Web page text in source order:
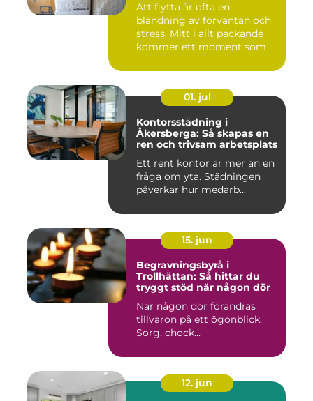
Att flytta är ofta en
blandning av förväntan och
stress. Mitt i allt packande
kommer ett moment som ...
01. jul
Kontorsstädning i
Åkersberga: Så skapas en
ren och trivsam arbetsplats
Ett rent kontor är mer än en
fråga om yta. Städningen
påverkar hur medarb...
15. jun
Begravningsbyrå i
Trollhättan: Så hittar du
tryggt stöd när någon dör
När någon dör förändras
tillvaron på ett ögonblick.
Sorg, chock...
12. jun